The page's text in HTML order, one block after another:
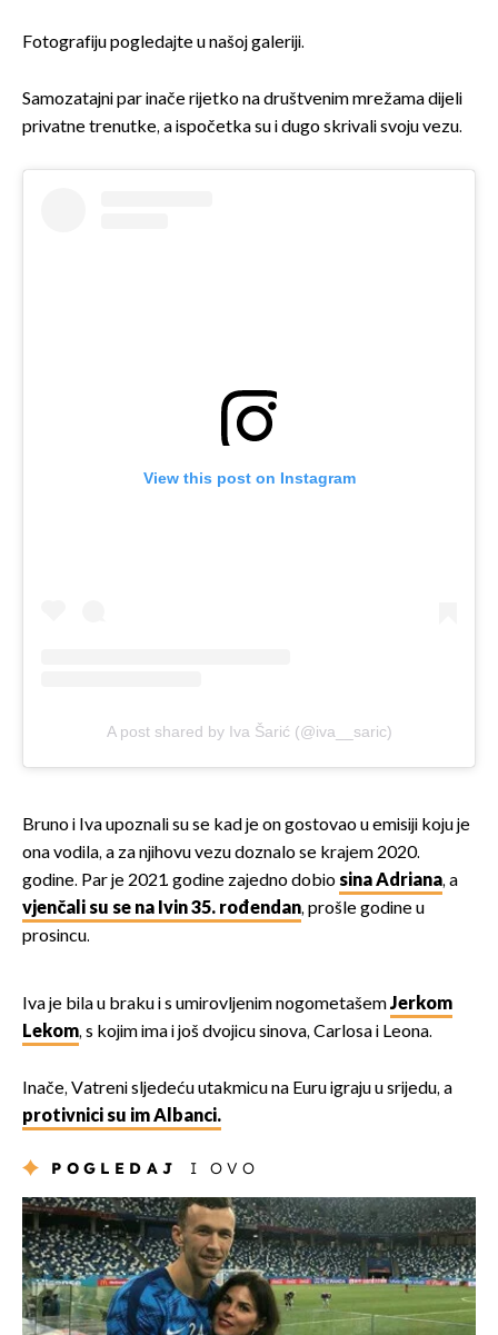
Fotografiju pogledajte u našoj galeriji.
Samozatajni par inače rijetko na društvenim mrežama dijeli
privatne trenutke, a ispočetka su i dugo skrivali svoju vezu.
View this post on Instagram
A post shared by Iva Šarić (@iva__saric)
Bruno i Iva upoznali su se kad je on gostovao u emisiji koju je
ona vodila, a za njihovu vezu doznalo se krajem 2020.
godine. Par je 2021. godine zajedno dobiosina Adriana, a
vjenčali su se na Ivin 35. rođendan, prošle godine u
prosincu.
Iva je bila u braku i s umirovljenim nogometašemJerkom
Lekom, s kojim ima i još dvojicu sinova, Carlosa i Leona.
Inače, Vatreni sljedeću utakmicu na Euru igraju u srijedu, a
protivnici su im Albanci.
POGLEDAJ I OVO